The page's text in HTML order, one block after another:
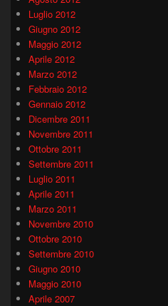
Luglio 2012
Giugno 2012
Maggio 2012
Aprile 2012
Marzo 2012
Febbraio 2012
Gennaio 2012
Dicembre 2011
Novembre 2011
Ottobre 2011
Settembre 2011
Luglio 2011
Aprile 2011
Marzo 2011
Novembre 2010
Ottobre 2010
Settembre 2010
Giugno 2010
Maggio 2010
Aprile 2007